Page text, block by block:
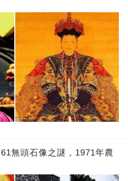
無頭石像之謎，1971年農